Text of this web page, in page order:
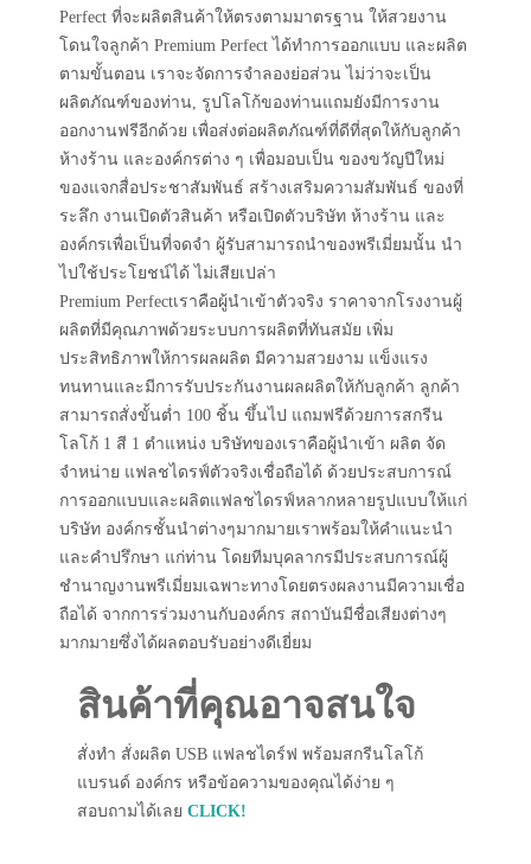
Perfect ที่จะผลิตสินค้าให้ตรงตามมาตรฐาน ให้สวยงาน
โดนใจลูกค้า Premium Perfect ได้ทำการออกแบบ และผลิต
ตามขั้นตอน เราจะจัดการจำลองย่อส่วน ไม่ว่าจะเป็น
ผลิตภัณฑ์ของท่าน, รูปโลโก้ของท่านแถมยังมีการงาน
ออกงานฟรีอีกด้วย เพื่อส่งต่อผลิตภัณฑ์ที่ดีที่สุดให้กับลูกค้า
ห้างร้าน และองค์กรต่าง ๆ เพื่อมอบเป็น ของขวัญปีใหม่
ของแจกสื่อประชาสัมพันธ์ สร้างเสริมความสัมพันธ์ ของที่
ระลึก งานเปิดตัวสินค้า หรือเปิดตัวบริษัท ห้างร้าน และ
องค์กรเพื่อเป็นที่จดจำ ผู้รับสามารถนำของพรีเมี่ยมนั้น นำ
ไปใช้ประโยชน์ได้ ไม่เสียเปล่า
Premium Perfectเราคือผู้นำเข้าตัวจริง ราคาจากโรงงานผู้
ผลิตที่มีคุณภาพด้วยระบบการผลิตที่ทันสมัย เพิ่ม
ประสิทธิภาพให้การผลผลิต มีความสวยงาม แข็งแรง
ทนทานและมีการรับประกันงานผลผลิตให้กับลูกค้า ลูกค้า
สามารถสั่งขั้นต่ำ 100 ชิ้น ขึ้นไป แถมฟรีด้วยการสกรีน
โลโก้ 1 สี 1 ตำแหน่ง บริษัทของเราคือผู้นำเข้า ผลิต จัด
จำหน่าย แฟลชไดรฟ์ตัวจริงเชื่อถือได้ ด้วยประสบการณ์
การออกแบบและผลิตแฟลชไดรฟ์หลากหลายรูปแบบให้แก่
บริษัท องค์กรชั้นนำต่างๆมากมายเราพร้อมให้คำแนะนำ
และคำปรึกษา แก่ท่าน โดยทีมบุคลากรมีประสบการณ์ผู้
ชำนาญงานพรีเมี่ยมเฉพาะทางโดยตรงผลงานมีความเชื่อ
ถือได้ จากการร่วมงานกับองค์กร สถาบันมีชื่อเสียงต่างๆ
มากมายซึ่งได้ผลตอบรับอย่างดีเยี่ยม
สินค้าที่คุณอาจสนใจ
สั่งทำ สั่งผลิต USB แฟลชไดร์ฟ พร้อมสกรีนโลโก้
แบรนด์ องค์กร หรือข้อความของคุณได้ง่าย ๆ
สอบถามได้เลย CLICK!